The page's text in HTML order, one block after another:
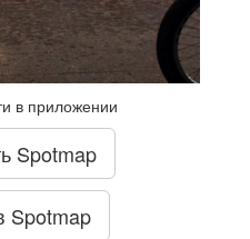
в приложении
Spotmap
Spotmap